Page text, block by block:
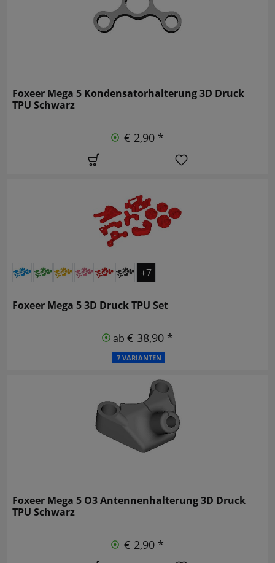
Foxeer Mega 5 Kondensatorhalterung 3D Druck
TPU Schwarz
€ 2,90 *
+7
Foxeer Mega 5 3D Druck TPU Set
ab € 38,90 *
7 VARIANTEN
Foxeer Mega 5 O3 Antennenhalterung 3D Druck
TPU Schwarz
€ 2,90 *